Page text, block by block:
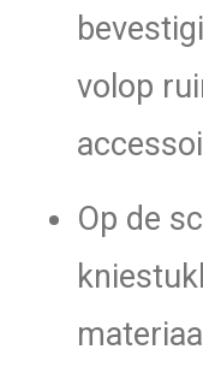
volop
Op de